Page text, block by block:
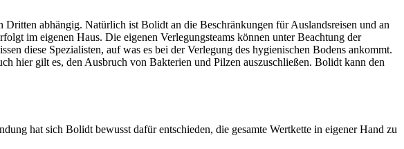
abhängig. Natürlich ist Bolidt an die Beschränkungen für Auslandsreisen und an
im eigenen Haus. Die eigenen Verlegungsteams können unter Beachtung der
diese Spezialisten, auf was es bei der Verlegung des hygienischen Bodens ankommt.
hier gilt es, den Ausbruch von Bakterien und Pilzen auszuschließen. Bolidt kann den
hat sich Bolidt bewusst dafür entschieden, die gesamte Wertkette in eigener Hand zu